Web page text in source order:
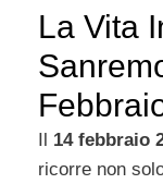
La Vita
Il 14 febbraio
ricorre non